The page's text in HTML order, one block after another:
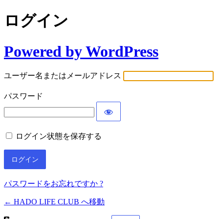
ログイン
Powered by WordPress
ユーザー名またはメールアドレス
パスワード
ログイン状態を保存する
パスワードをお忘れですか ?
← HADO LIFE CLUB へ移動